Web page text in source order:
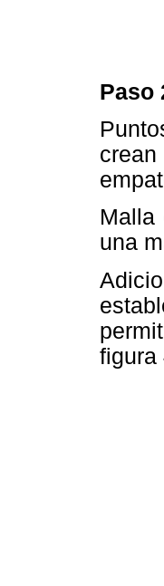
Paso
Malla
una
figura